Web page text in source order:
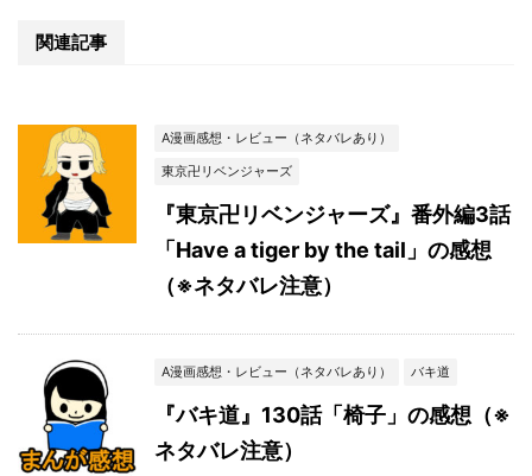
関連記事
A漫画感想・レビュー（ネタバレあり）
東京卍リベンジャーズ
『東京卍リベンジャーズ』番外編3話
「Have a tiger by the tail」の感想
（※ネタバレ注意）
A漫画感想・レビュー（ネタバレあり） バキ道
『バキ道』130話「椅子」の感想（※
ネタバレ注意）